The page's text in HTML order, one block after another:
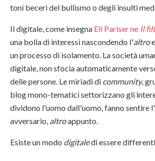
toni beceri del bullismo o degli insulti
Il digitale, come insegna Eli Pariser ne Il
una bolla di interessi nascondendo l'altro
un processo di isolamento. La società
digitale, non sfocia automaticamente
delle persone. Le miriadi di community,
blog mono-tematici settorizzano gli
dividono l'uomo dall'uomo, fanno sentire
avversario, altroappunto.
Esiste un modo digitaledi essere